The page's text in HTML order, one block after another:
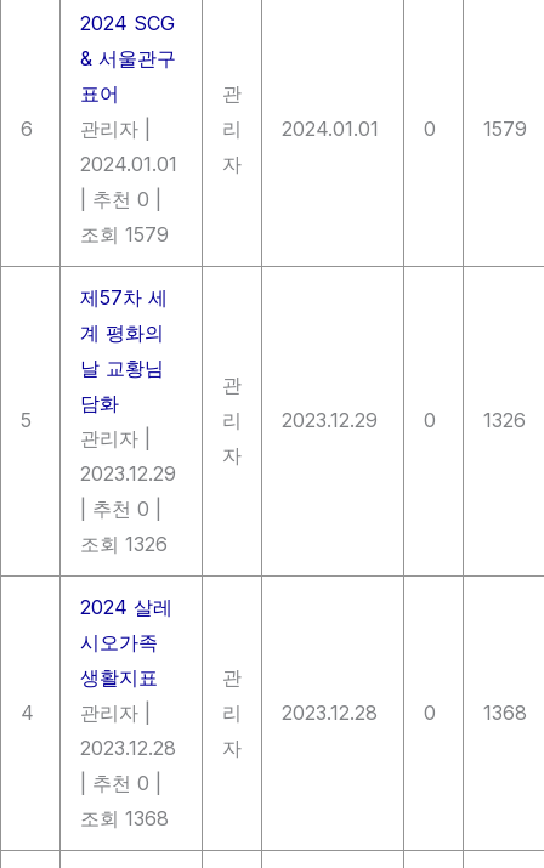
6
2024 SCG
& 서울관구
표어
관리자
2024.01.01
추천 0
조회 1579
관
리
자
2024.01.01 0 1579
5
제57차 세
계 평화의
날 교황님
담화
관리자
2023.12.29
추천 0
조회 1326
관
리
자
2023.12.29 0 1326
4
2024 살레
시오가족
생활지표
관리자
2023.12.28
추천 0
조회 1368
관
리
자
2023.12.28 0 1368